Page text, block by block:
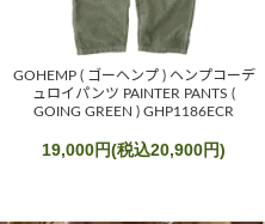
GOHEMP ( ゴーヘンプ ) ヘンプコーデ
ュロイパンツ PAINTER PANTS (
GOING GREEN ) GHP1186ECR
19,000円(税込20,900円)